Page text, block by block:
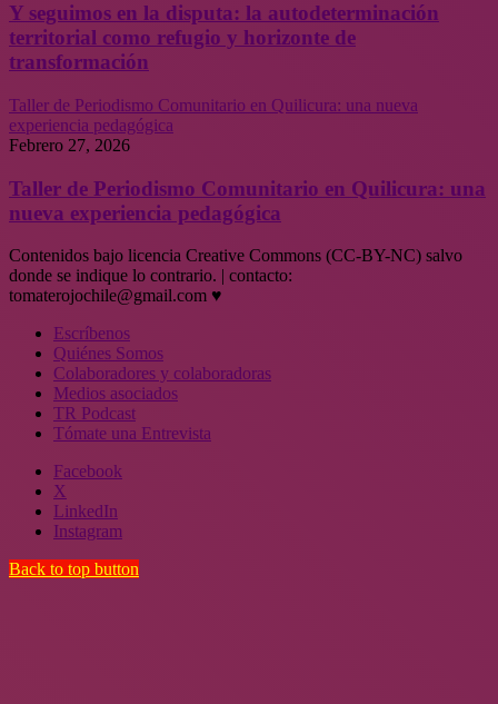
Y seguimos en la disputa: la autodeterminación
territorial como refugio y horizonte de
transformación
Taller de Periodismo Comunitario en Quilicura: una nueva
experiencia pedagógica
Febrero 27, 2026
Taller de Periodismo Comunitario en Quilicura: una
nueva experiencia pedagógica
Contenidos bajo licencia Creative Commons (CC-BY-NC) salvo
donde se indique lo contrario. | contacto:
tomaterojochile@gmail.com ♥
Escríbenos
Quiénes Somos
Colaboradores y colaboradoras
Medios asociados
TR Podcast
Tómate una Entrevista
Facebook
X
LinkedIn
Instagram
Back to top button